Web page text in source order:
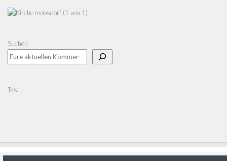
Suchen
Test